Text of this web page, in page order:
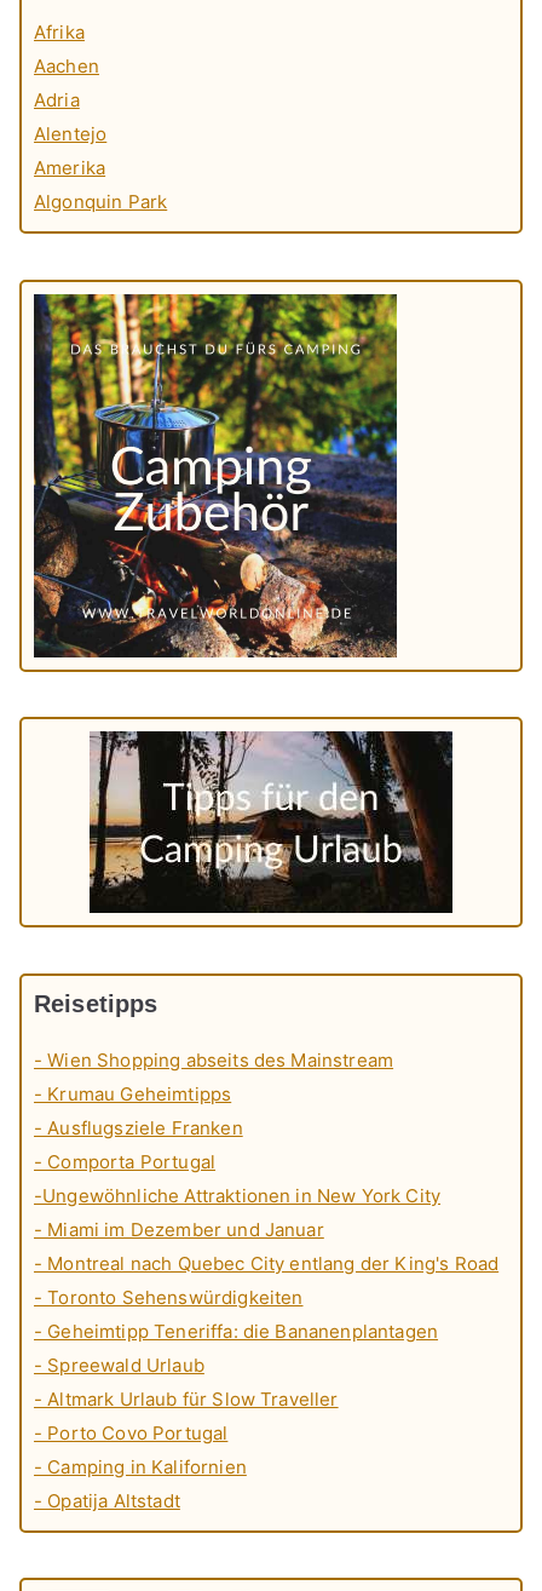
Afrika
Aachen
Adria
Alentejo
Amerika
Algonquin Park
Reisetipps
- Wien Shopping abseits des Mainstream
- Krumau Geheimtipps
- Ausflugsziele Franken
- Comporta Portugal
-Ungewöhnliche Attraktionen in New York City
- Miami im Dezember und Januar
- Montreal nach Quebec City entlang der King's Road
- Toronto Sehenswürdigkeiten
- Geheimtipp Teneriffa: die Bananenplantagen
- Spreewald Urlaub
- Altmark Urlaub für Slow Traveller
- Porto Covo Portugal
- Camping in Kalifornien
- Opatija Altstadt